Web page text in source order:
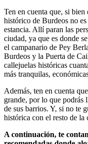
Ten en cuenta que, si bien
histórico de Burdeos no
estancia. Allí paran las
ciudad, ya que es donde
el campanario de Pey
Burdeos y la Puerta de
callejuelas históricas
más tranquilas,
Además, ten en cuenta
grande, por lo que podrás
de sus barrios. Y, si no te
histórica con el resto de
A continuación, te